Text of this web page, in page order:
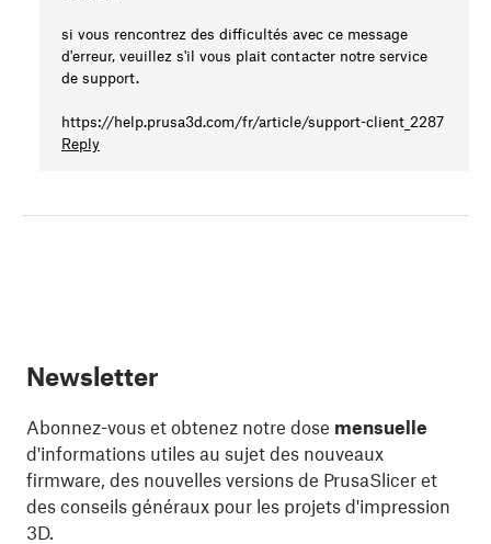
si vous rencontrez des difficultés avec ce message
d'erreur, veuillez s'il vous plait contacter notre service
de support.
https://help.prusa3d.com/fr/article/support-client_2287
Reply
Newsletter
Abonnez-vous et obtenez notre dose mensuelle
d'informations utiles au sujet des nouveaux
firmware, des nouvelles versions de PrusaSlicer et
des conseils généraux pour les projets d'impression
3D.